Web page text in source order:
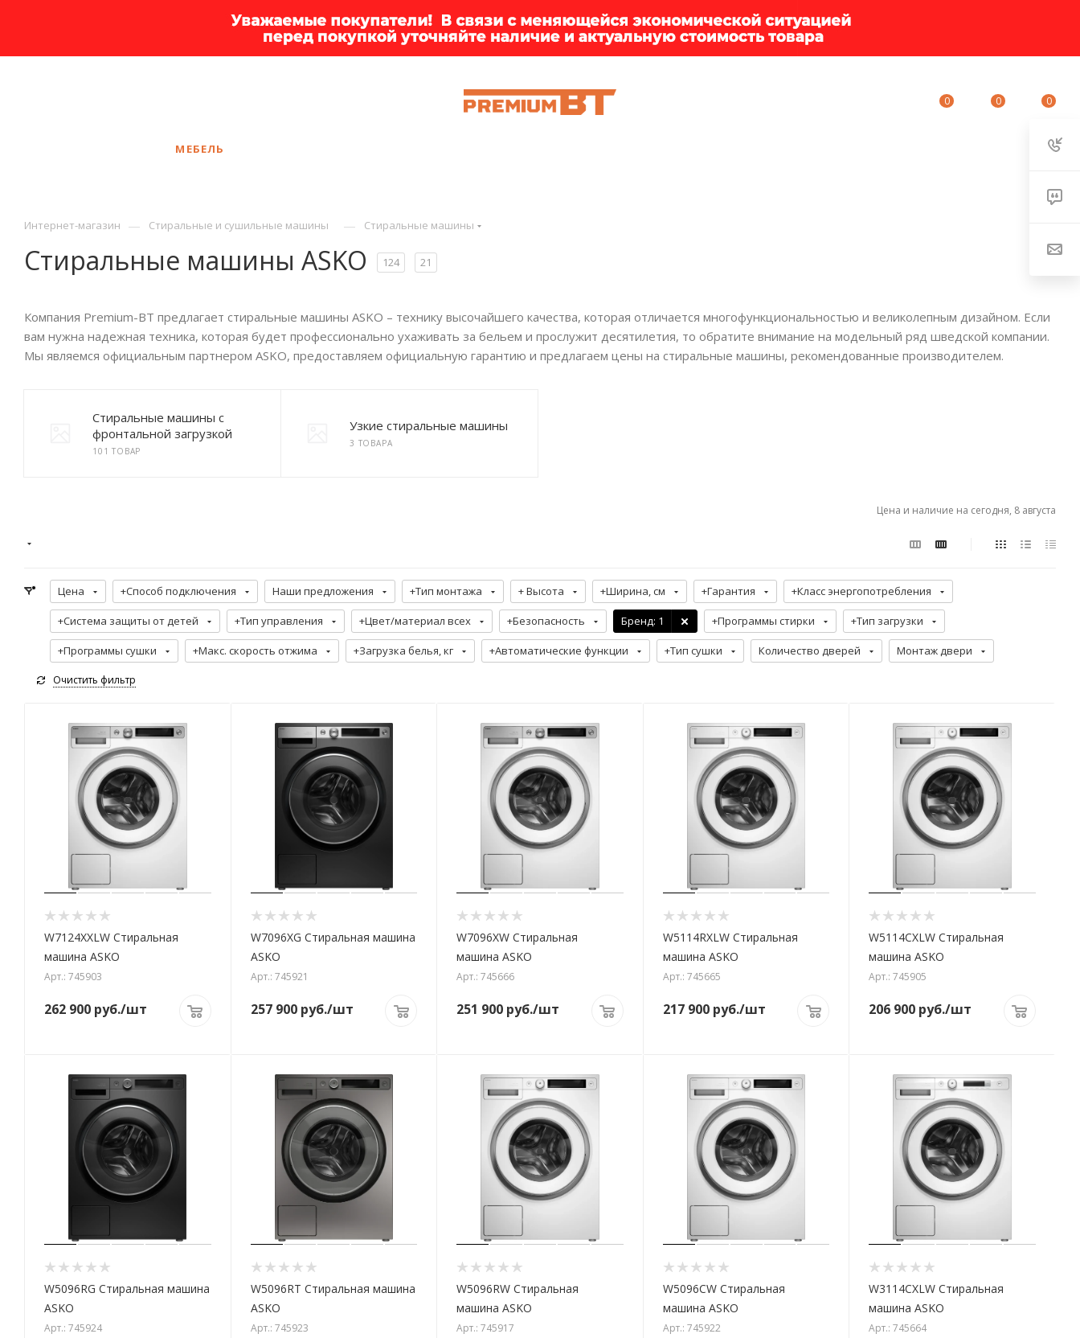
0 0 0
МЕБЕЛЬ
Интернет-магазин — Стиральные и сушильные машины — Стиральные машины
Стиральные машины ASKO 124 21
Стиральные машины с
фронтальной загрузкой
101 ТОВАР
Узкие стиральные машины
3 ТОВАРА
Компания Premium-BT предлагает стиральные машины ASKO – технику высочайшего качества, которая отличается многофункциональностью и великолепным дизайном. Если
вам нужна надежная техника, которая будет профессионально ухаживать за бельем и прослужит десятилетия, то обратите внимание на модельный ряд шведской компании.
Мы являемся официальным партнером ASKO, предоставляем официальную гарантию и предлагаем цены на стиральные машины, рекомендованные производителем.
Цена и наличие на сегодня, 8 августа
Цена +Способ подключения Наши предложения +Тип монтажа + Высота +Ширина, см +Гарантия +Класс энергопотребления
+Система защиты от детей +Тип управления +Цвет/материал всех +Безопасность Бренд: 1 +Программы стирки +Тип загрузки
+Программы сушки +Макс. скорость отжима +Загрузка белья, кг +Автоматические функции +Тип сушки Количество дверей Монтаж двери
Очистить фильтр
W7124XXLW Стиральная
машина ASKO
Арт.: 745903
262 900 руб./шт
W7096XG Стиральная машина
ASKO
Арт.: 745921
257 900руб./шт
W7096XW Стиральная
машина ASKO
Арт.: 745666
251 900 руб./шт
W5114RXLW Стиральная
машина ASKO
Арт.: 745665
217 900руб./шт
W5114CXLW Стиральная
машина ASKO
Арт.: 745905
206 900 руб./шт
W5096RG Стиральная машина
ASKO
Арт.: 745924
W5096RT Стиральная машина
ASKO
Арт.: 745923
W5096RW Стиральная
машина ASKO
Арт.: 745917
W5096CW Стиральная
машина ASKO
Арт.: 745922
W3114CXLW Стиральная
машина ASKO
Арт.: 745664